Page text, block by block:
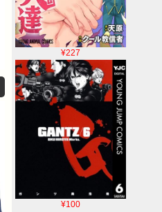
¥227
¥100